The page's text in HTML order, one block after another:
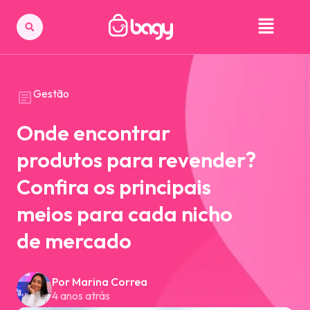
Gestão
Onde encontrar
produtos para revender?
Confira os principais
meios para cada nicho
de mercado
Por Marina Correa
4 anos atrás